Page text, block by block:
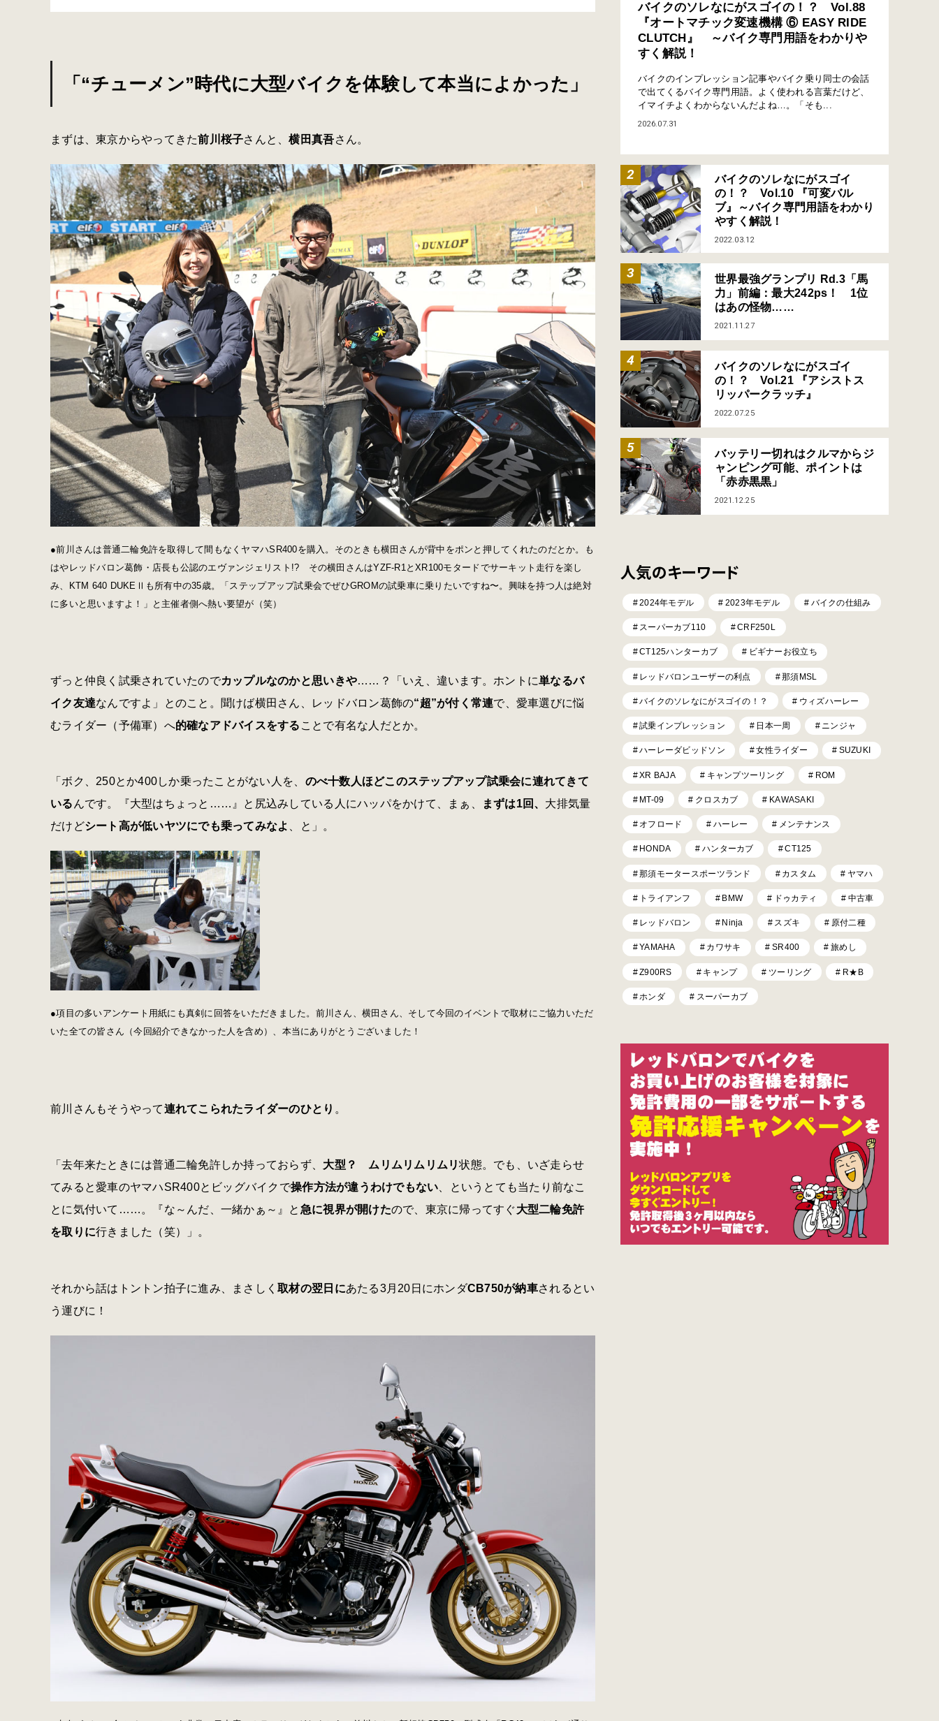
「“チューメン”時代に大型バイクを体験して本当によかった」
まずは、東京からやってきた前川桜子さんと、横田真吾さん。
●前川さんは普通二輪免許を取得して間もなくヤマハSR400を購入。そのときも横田さんが背中をポンと押してくれたのだとか。も
はやレッドバロン葛飾・店長も公認のエヴァンジェリスト!? その横田さんはYZF-R1とXR100モタードでサーキット走行を楽し
み、KTM 640 DUKEⅡも所有中の35歳。「ステップアップ試乗会でぜひGROMの試乗車に乗りたいですね〜。興味を持つ人は絶対
に多いと思いますよ！」と主催者側へ熱い要望が（笑）
ずっと仲良く試乗されていたのでカップルなのかと思いきや……？「いえ、違います。ホントに単なるバ
イク友達なんですよ」とのこと。聞けば横田さん、レッドバロン葛飾の“超”が付く常連で、愛車選びに悩
むライダー（予備軍）へ的確なアドバイスをする ことで有名な人だとか。
「ボク、250とか400しか乗ったことがない人を、 のべ十数人ほどこのステップアップ試乗会に連れてきて
いる んです。『大型はちょっと……』と尻込みしている人にハッパをかけて、まぁ、 まずは1回、 大排気量
だけどシート高が低いヤツにでも乗ってみなよ 、と」。
●項目の多いアンケート用紙にも真剣に回答をいただきました。前川さん、横田さん、そして今回のイベントで取材にご協力いただ
いた全ての皆さん（今回紹介できなかった人を含め）、本当にありがとうございました！
前川さんもそうやって連れてこられたライダーのひとり 。
「去年来たときには普通二輪免許しか持っておらず、 大型？ ムリムリムリムリ状態。でも、いざ走らせ
てみると愛車のヤマハSR400とビッグバイクで操作方法が違うわけでもない 、というとても当たり前なこ
とに気付いて……。『な～んだ、一緒かぁ～』と 急に視界が開けたので、東京に帰ってすぐ大型二輪免許
を取りに行きました（笑）」。
それから話はトントン拍子に進み、まさしく取材の翌日にあたる3月20日にホンダCB750が納車されるとい
う運びに！
バイクのソレなにがスゴイの！？ Vol.88
『オートマチック変速機構 ⑥ EASY RIDE
CLUTCH』 ～バイク専門用語をわかりや
すく解説！
バイクのインプレッション記事やバイク乗り同士の会話
で出てくるバイク専門用語。よく使われる言葉だけど、
イマイチよくわからないんだよね…。「そも...
2026.07.31
バイクのソレなにがスゴイ
の！？ Vol.10 『可変バル
ブ』～バイク専門用語をわかり
やすく解説！
2022.03.12
世界最強グランプリ Rd.3「馬
力」前編：最大242ps！ 1位
はあの怪物……
2021.11.27
バイクのソレなにがスゴイ
の！？ Vol.21 『アシストス
リッパークラッチ』
2022.07.25
バッテリー切れはクルマからジ
ャンピング可能、ポイントは
「赤赤黒黒」
2021.12.25
人気のキーワード
2024年モデル 2023年モデル バイクの仕組み
スーパーカブ110 CRF250L
CT125ハンターカブ ビギナーお役立ち
レッドバロンユーザーの利点 那須MSL
バイクのソレなにがスゴイの！？ ウィズハーレー
試乗インプレッション 日本一周 ニンジャ
ハーレーダビッドソン 女性ライダー SUZUKI
XR BAJA キャンプツーリング ROM
MT-09 クロスカブ KAWASAKI
オフロード ハーレー メンテナンス
HONDA ハンターカブ CT125
那須モータースポーツランド カスタム ヤマハ
トライアンフ BMW ドゥカティ 中古車
レッドバロン Ninja スズキ 原付二種
YAMAHA カワサキ SR400 旅めし
Z900RS キャンプ ツーリング R★B
ホンダ スーパーカブ